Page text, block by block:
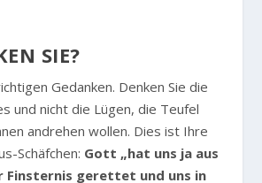
SIE?
Gedanken. Denken Sie die
und nicht die Lügen, die Teufel
andrehen wollen. Dies ist Ihre
Schäfchen: Gott „hat uns ja aus
Finsternis gerettet und uns in